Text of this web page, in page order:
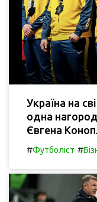
Україна на
одна
Євгена
#Футболіст #